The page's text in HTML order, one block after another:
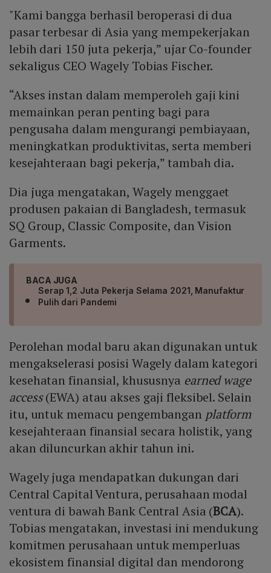
"Kami bangga berhasil beroperasi di dua
pasar terbesar di Asia yang mempekerjakan
lebih dari 150 juta pekerja,” ujar Co-founder
sekaligus CEO Wagely Tobias Fischer.
“Akses instan dalam memperoleh gaji kini
memainkan peran penting bagi para
pengusaha dalam mengurangi pembiayaan,
meningkatkan produktivitas, serta memberi
kesejahteraan bagi pekerja,” tambah dia.
Dia juga mengatakan, Wagely menggaet
produsen pakaian di Bangladesh, termasuk
SQ Group, Classic Composite, dan Vision
Garments.
BACA JUGA
Serap 1,2 Juta Pekerja Selama 2021, Manufaktur
Pulih dari Pandemi
Perolehan modal baru akan digunakan untuk
mengakselerasi posisi Wagely dalam kategori
kesehatan finansial, khususnya earned wage
access(EWA) atau akses gaji fleksibel. Selain
itu, untuk memacu pengembangan platform
kesejahteraan finansial secara holistik, yang
akan diluncurkan akhir tahun ini.
Wagely juga mendapatkan dukungan dari
Central Capital Ventura, perusahaan modal
ventura di bawah Bank Central Asia (BCA).
Tobias mengatakan, investasi ini mendukung
komitmen perusahaan untuk memperluas
ekosistem finansial digital dan mendorong